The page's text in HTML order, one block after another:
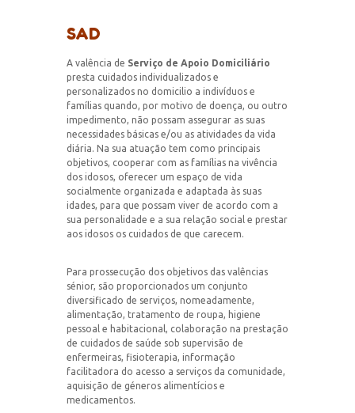
SAD
A valência de Serviço de Apoio Domiciliário
presta cuidados individualizados e
personalizados no domicilio a indivíduos e
famílias quando, por motivo de doença, ou outro
impedimento, não possam assegurar as suas
necessidades básicas e/ou as atividades da vida
diária. Na sua atuação tem como principais
objetivos, cooperar com as famílias na vivência
dos idosos, oferecer um espaço de vida
socialmente organizada e adaptada às suas
idades, para que possam viver de acordo com a
sua personalidade e a sua relação social e prestar
aos idosos os cuidados de que carecem.
Para prossecução dos objetivos das valências
sénior, são proporcionados um conjunto
diversificado de serviços, nomeadamente,
alimentação, tratamento de roupa, higiene
pessoal e habitacional, colaboração na prestação
de cuidados de saúde sob supervisão de
enfermeiras, fisioterapia, informação
facilitadora do acesso a serviços da comunidade,
aquisição de géneros alimentícios e
medicamentos.